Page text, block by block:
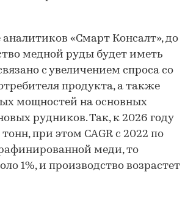
«Смарт Консалт», до
медной руды будет иметь
с увеличением спроса со
продукта, а также
мощностей на основных
рудников. Так, к 2026 году
при этом CAGR с 2022 по
меди, то
1%, и производство возрастет